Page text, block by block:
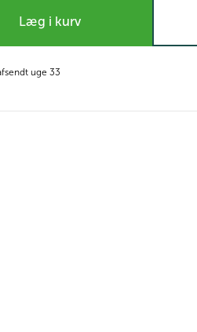
Læg i kurv
uge 33